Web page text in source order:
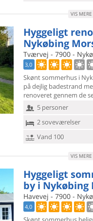
VIS MERE
Hyggeligt
Nykøbing
Tværvej - 7900 -
3,0
Skønt sommerhus i
på dejlig badestrand
renoveret gennem de
5 personer
2 soveværelser
Vand 100
VIS MERE
Hyggeligt
by i Nykøbing
Havevej - 7900 -
4,0